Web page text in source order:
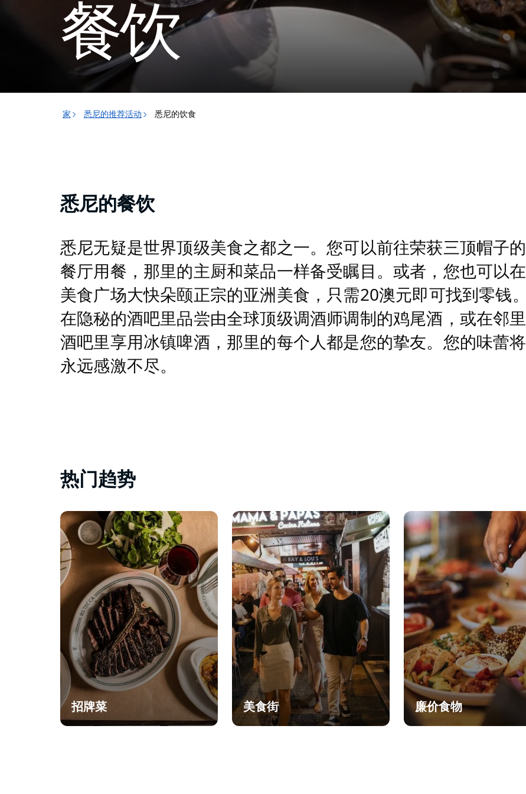
餐饮
家 悉尼的推荐活动 悉尼的饮食
悉尼的餐饮
悉尼无疑是世界顶级美食之都之一。您可以前往荣获三顶帽子的
餐厅用餐，那里的主厨和菜品一样备受瞩目。或者，您也可以在
美食广场大快朵颐正宗的亚洲美食，只需20澳元即可找到零钱。
在隐秘的酒吧里品尝由全球顶级调酒师调制的鸡尾酒，或在邻里
酒吧里享用冰镇啤酒，那里的每个人都是您的挚友。您的味蕾将
永远感激不尽。
热门趋势
招牌菜 美食街 廉价食物